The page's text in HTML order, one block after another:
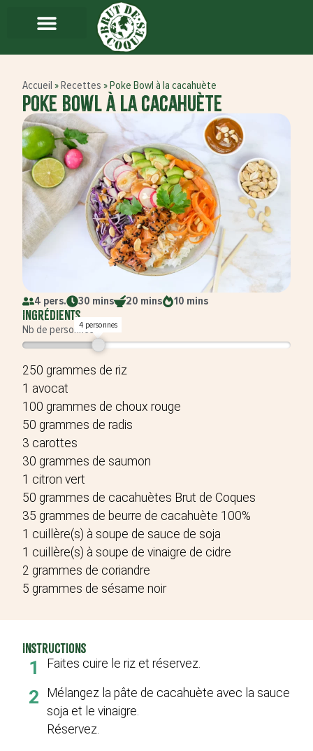
Accueil »Recettes »Poke Bowl à la cacahuète
Poke Bowl à la cacahuète
4 pers. 30 mins 20 mins 10 mins
Ingrédients
Nb de personnes4 personnes
Recette pour 4 personnes
250 grammes de riz
1 avocat
100 grammes de choux rouge
50 grammes de radis
3 carottes
30 grammes de saumon
1 citron vert
50 grammes de cacahuètes Brut de Coques
35 grammes de beurre de cacahuète 100%
1 cuillère(s) à soupe de sauce de soja
1 cuillère(s) à soupe de vinaigre de cidre
2 grammes de coriandre
5 grammes de sésame noir
Instructions
1 Faites cuire le riz et réservez.
2
Mélangez la pâte de cacahuète avec la sauce
soja et le vinaigre.
Réservez.